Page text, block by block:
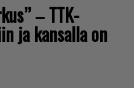
– TTK-
ja kansalla on